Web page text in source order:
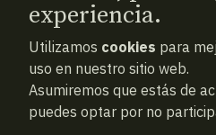
ATRAS NUEVA
experiencia.
Utilizamos cookies para
uso en nuestro sitio web.
Asumiremos que estás de
puedes optar por no